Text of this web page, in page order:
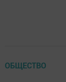
ОБЩЕСТВО